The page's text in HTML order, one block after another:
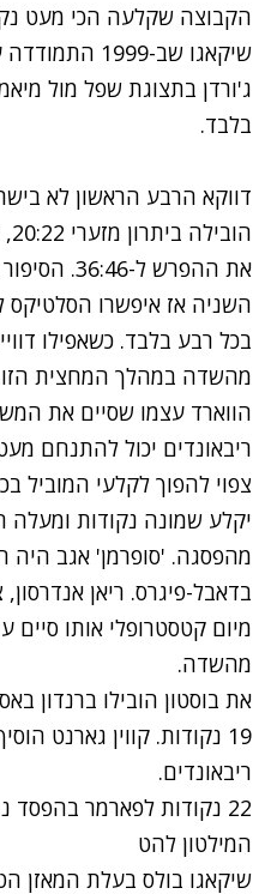
שיקאגו שב-
בלבד.
דווקא הרבע הראשון לא
את ההפרש ל-
מהשדה במהלך המחצית
ריבאונדים יכול להתנחם
צפוי להפוך לקלעי המוביל
יקלע שמונה נקודות ומעלה
מהפסגה. 'סופרמן' אגב היה
בדאבל-פיגרס. ריאן
מהשדה.
את בוסטון הובילו ברנדון
ריבאונדים.
22 נקודות לפארמר בהפסד
המילטון להט